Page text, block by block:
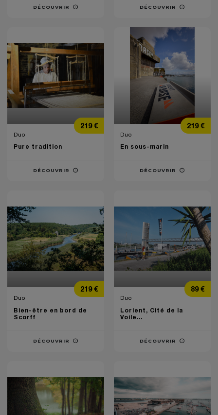
DÉCOUVRIR DÉCOUVRIR
Prix219 €
Duo
Pure tradition
DÉCOUVRIR
Prix219 €
Duo
En sous-marin
DÉCOUVRIR
Prix219 €
Duo
Bien-être en bord de
Scorff
DÉCOUVRIR
Prix89 €
Duo
Lorient, Cité de la
Voile...
DÉCOUVRIR